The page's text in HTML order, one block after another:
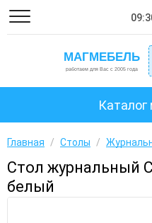
Каталог
Главная / Столы /
Стол журнальный
белый